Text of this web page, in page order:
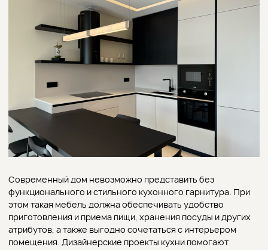
Современные тенденции в
Сегодня дизайнеры часто обращаются к минимализму.
Четкие линии, скрытые системы хранения, продуманность
внутреннего исполнения гарнитура делают кухню
комфортной в эксплуатации. Популярными становятся,
которые характеризуются экологической чистотой,
дерево, металл и стекло. В моде актуальны и смелые
Современный дом невозможно представить без
функционального и стильного кухонного гарнитура. При
этом такая мебель должна обеспечивать удобство
приготовления и приема пищи, хранения посуды и других
атрибутов, а также выгодно сочетаться с интерьером
помещения. Дизайнерские проекты кухни помогают
объединить эстетику и практичность, создать
пространство, подчеркивающее образ жизни и
индивидуальность хозяев помещения.